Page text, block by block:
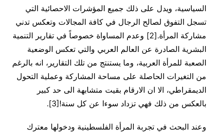
السياسية، ويدل على ذلك جميع المؤشرات الاحصائية التي
تسجل التفوق لصالح الرجال في كافة المجالات وتعكس تدني
مشاركة المرأة.[2] وعدم المساواة خصوصاً في تقارير التنمية
البشرية الصادرة عن العالم العربي والتي تعكس الوضعية
الصعبة للمرأة العربية، وما يستنتج من تلك التقارير، انه بالرغم
من التغيرات الحاصلة على مساحة المشاركة وعملية التحول
الديمقراطي، الا ان الارقام بقيت متشابهة الى حد كبير
بالعكس من ذلك فهي تزداد سوءا عن كل سنة![3].
وعند البحث في تجربة المرأة الفلسطينية ودخولها معترك